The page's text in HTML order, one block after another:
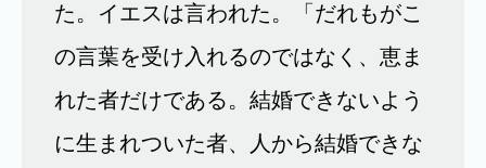
た。イエスは言われた。「だれもがこ
の言葉を受け入れるのではなく、恵ま
れた者だけである。結婚できないよう
に生まれついた者、人から結婚できな